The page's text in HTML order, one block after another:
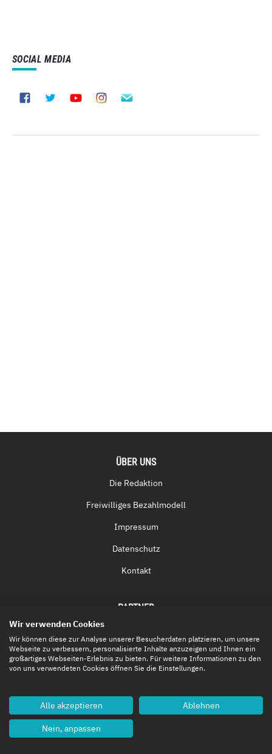
SOCIAL MEDIA
ÜBER UNS
Die Redaktion
Freiwilliges Bezahlmodell
Impressum
Datenschutz
Kontakt
PARTNER
VISION mobility
LifeVERDE
spawntree
Wir verwenden Cookies
Wir können diese zur Analyse unserer Besucherdaten platzieren, um unsere
Webseite zu verbessern, personalisierte Inhalte anzuzeigen und Ihnen ein
großartiges Webseiten-Erlebnis zu bieten. Für weitere Informationen zu den
von uns verwendeten Cookies öffnen Sie die Einstellungen.
Alle akzeptieren Ablehnen
Nein, anpassen